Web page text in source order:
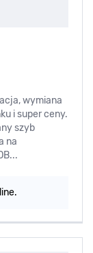
wymiana
i super ceny.
szyb
na